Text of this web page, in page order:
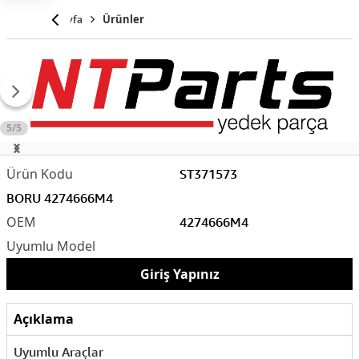
Anasayfa Ürünler
5/5
ST371573
4274666M4
BORU 4274666M4
Giriş Yapınız
Açıklama
Uyumlu Araçlar